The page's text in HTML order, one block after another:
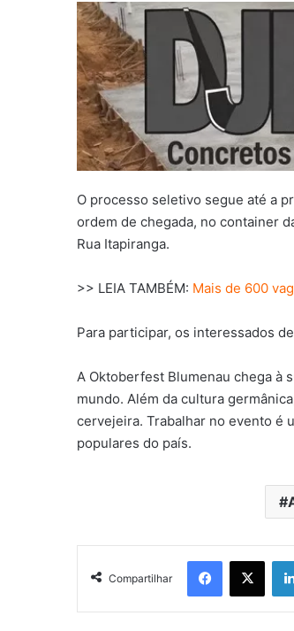
O processo seletivo segue até a
ordem de chegada, no container
Rua Itapiranga.
>> LEIA TAMBÉM: Mais de 600
Para participar, os interessados
A Oktoberfest Blumenau chega à
mundo. Além da cultura
cervejeira. Trabalhar no evento é
populares do país.
Compartilhar